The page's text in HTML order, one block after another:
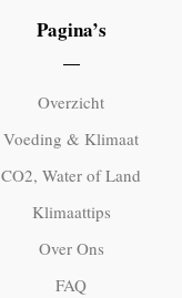
Pagina’s
Overzicht
Voeding & Klimaat
CO2, Water of Land
Klimaattips
Over Ons
FAQ